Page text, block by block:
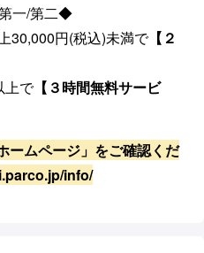
一/第二◆
30,000円(税込)未満で【２
上で【３時間無料サービ
ームページ」をご確認くだ
info/